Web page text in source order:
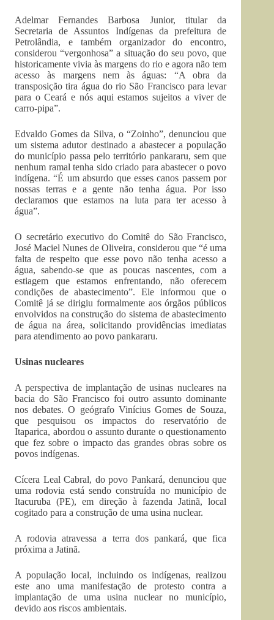
Adelmar Fernandes Barbosa Junior, titular da
Secretaria de Assuntos Indígenas da prefeitura de
Petrolândia, e também organizador do encontro,
considerou “vergonhosa” a situação do seu povo, que
historicamente vivia às margens do rio e agora não tem
acesso às margens nem às águas: “A obra da
transposição tira água do rio São Francisco para levar
para o Ceará e nós aqui estamos sujeitos a viver de
carro-pipa”.
Edvaldo Gomes da Silva, o “Zoinho”, denunciou que
um sistema adutor destinado a abastecer a população
do município passa pelo território pankararu, sem que
nenhum ramal tenha sido criado para abastecer o povo
indígena. “É um absurdo que esses canos passem por
nossas terras e a gente não tenha água. Por isso
declaramos que estamos na luta para ter acesso à
água”.
O secretário executivo do Comitê do São Francisco,
José Maciel Nunes de Oliveira, considerou que “é uma
falta de respeito que esse povo não tenha acesso a
água, sabendo-se que as poucas nascentes, com a
estiagem que estamos enfrentando, não oferecem
condições de abastecimento”. Ele informou que o
Comitê já se dirigiu formalmente aos órgãos públicos
envolvidos na construção do sistema de abastecimento
de água na área, solicitando providências imediatas
para atendimento ao povo pankararu.
Usinas nucleares
A perspectiva de implantação de usinas nucleares na
bacia do São Francisco foi outro assunto dominante
nos debates. O geógrafo Vinícius Gomes de Souza,
que pesquisou os impactos do reservatório de
Itaparica, abordou o assunto durante o questionamento
que fez sobre o impacto das grandes obras sobre os
povos indígenas.
Cícera Leal Cabral, do povo Pankará, denunciou que
uma rodovia está sendo construída no município de
Itacuruba (PE), em direção à fazenda Jatinã, local
cogitado para a construção de uma usina nuclear.
A rodovia atravessa a terra dos pankará, que fica
próxima a Jatinã.
A população local, incluindo os indígenas, realizou
este ano uma manifestação de protesto contra a
implantação de uma usina nuclear no município,
devido aos riscos ambientais.